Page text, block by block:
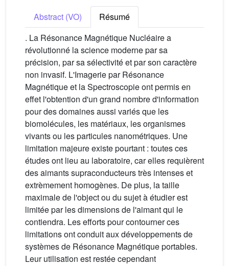
Abstract (VO)
Résumé
. La Résonance Magnétique Nucléaire a
révolutionné la science moderne par sa
précision, par sa sélectivité et par son caractère
non invasif. L'Imagerie par Résonance
Magnétique et la Spectroscopie ont permis en
effet l'obtention d'un grand nombre d'information
pour des domaines aussi variés que les
biomolécules, les matériaux, les organismes
vivants ou les particules nanométriques. Une
limitation majeure existe pourtant : toutes ces
études ont lieu au laboratoire, car elles requièrent
des aimants supraconducteurs très intenses et
extrèmement homogènes. De plus, la taille
maximale de l'object ou du sujet à étudier est
limitée par les dimensions de l'aimant qui le
contiendra. Les efforts pour contourner ces
limitations ont conduit aux développements de
systèmes de Résonance Magnétique portables.
Leur utilisation est restée cependant